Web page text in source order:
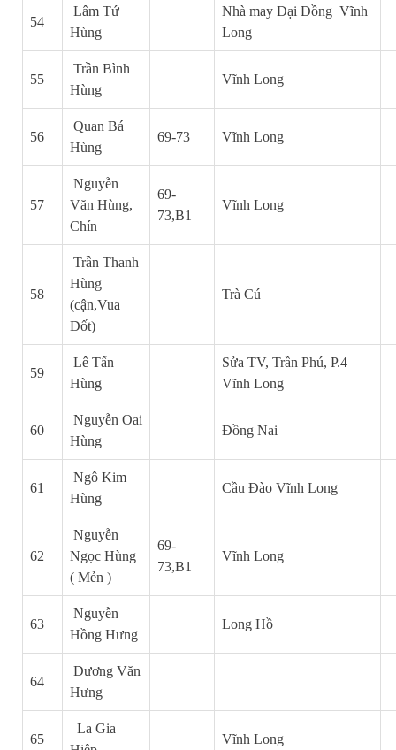
54
Lâm Tứ
Hùng
Nhà may Đại Đồng Vĩnh
Long
55
Trần Bình
Hùng
Vĩnh Long
56
Quan Bá
Hùng
69-73 Vĩnh Long
57
Nguyễn
Văn Hùng,
Chín
69-
73,B1
Vĩnh Long
58
Trần Thanh
Hùng
(cận,Vua
Dốt)
Trà Cú
59
Lê Tấn
Hùng
Sửa TV, Trần Phú, P.4
Vĩnh Long
60
Nguyễn Oai
Hùng
Đồng Nai
61
Ngô Kim
Hùng
Cầu Đào Vĩnh Long
62
Nguyễn
Ngọc Hùng
( Mẻn )
69-
73,B1
Vĩnh Long
63
Nguyễn
Hồng Hưng
Long Hồ
64
Dương Văn
Hưng
65
La Gia
Vĩnh Long